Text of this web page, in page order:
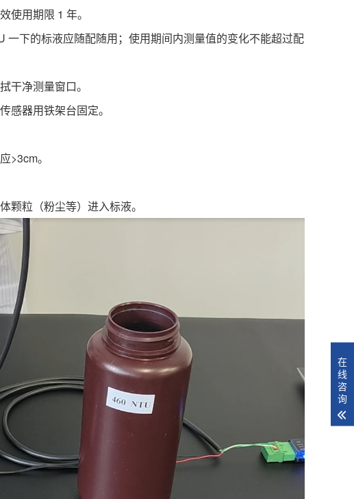
用期限 1 年。
下的标液应随配随用；使用期间内测量值的变化不能超过配
干净测量窗口。
感器用铁架台固定。
>3cm。
颗粒（粉尘等）进入标液。
在
线
咨
询